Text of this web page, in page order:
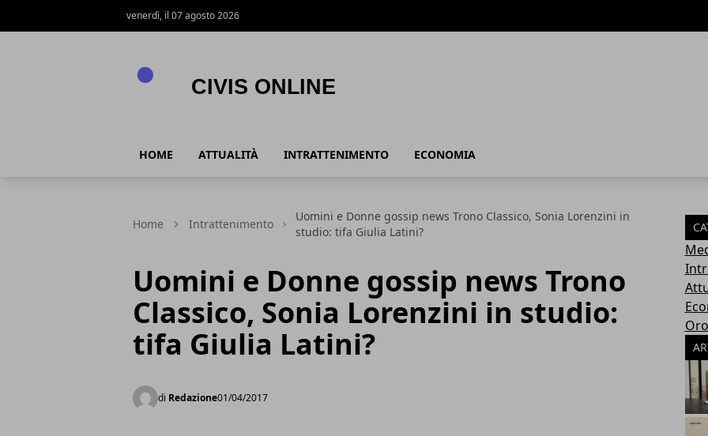
venerdì, il 07 agosto 2026
HOME ATTUALITÀ INTRATTENIMENTO ECONOMIA
Home Intrattenimento
Uomini e Donne gossip news Trono Classico, Sonia Lorenzini in
studio: tifa Giulia Latini?
Uomini e Donne gossip news Trono
Classico, Sonia Lorenzini in studio:
tifa Giulia Latini?
di Redazione01/04/2017